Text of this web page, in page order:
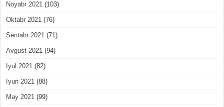
Noyabr 2021 (103)
Oktabr 2021 (76)
Sentabr 2021 (71)
Avgust 2021 (94)
Iyul 2021 (82)
Iyun 2021 (88)
May 2021 (99)